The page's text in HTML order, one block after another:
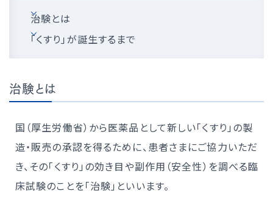
治験とは
「くすり」が誕生するまで
治験とは
国（厚生労働省）から医薬品として新しい「くすり」の製
造・販売の承認を得るために、患者さまにご協力いただ
き、その「くすり」の効き目や副作用（安全性）を調べる臨
床試験のことを「治験」といいます。